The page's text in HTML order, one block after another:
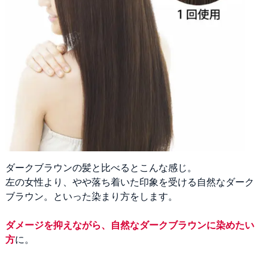
ダークブラウンの髪と比べるとこんな感じ。
左の女性より、やや落ち着いた印象を受ける自然なダーク
ブラウン。といった染まり方をします。
ダメージを抑えながら、自然なダークブラウンに染めたい
方に。